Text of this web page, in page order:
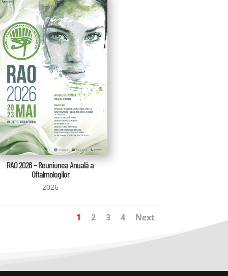
RAO 2026 – Reuniunea Anuală a
Oftalmologilor
2026
1 2 3 4 Next